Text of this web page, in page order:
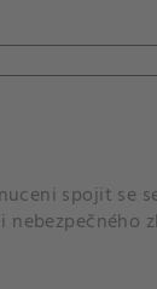
spojit se